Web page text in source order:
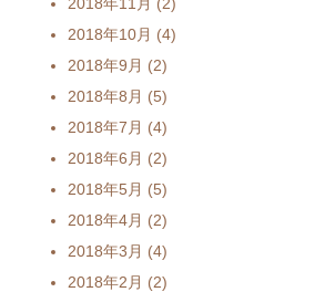
2018年10月 (4)
2018年9月 (2)
2018年8月 (5)
2018年7月 (4)
2018年6月 (2)
2018年5月 (5)
2018年4月 (2)
2018年3月 (4)
2018年2月 (2)